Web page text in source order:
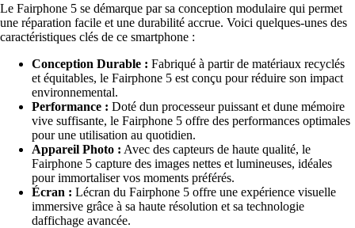
Le Fairphone 5 se démarque par sa conception modulaire qui permet
une réparation facile et une durabilité accrue. Voici quelques-unes des
caractéristiques clés de ce smartphone :
Conception Durable : Fabriqué à partir de matériaux recyclés
et équitables, le Fairphone 5 est conçu pour réduire son impact
environnemental.
Performance : Doté dun processeur puissant et dune mémoire
vive suffisante, le Fairphone 5 offre des performances optimales
pour une utilisation au quotidien.
Appareil Photo : Avec des capteurs de haute qualité, le
Fairphone 5 capture des images nettes et lumineuses, idéales
pour immortaliser vos moments préférés.
Écran : Lécran du Fairphone 5 offre une expérience visuelle
immersive grâce à sa haute résolution et sa technologie
daffichage avancée.